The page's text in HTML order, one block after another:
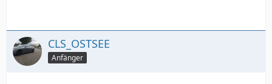
CLS_OSTSEE
Anfänger